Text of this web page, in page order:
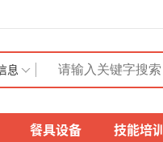
息
餐具设备 技能培训